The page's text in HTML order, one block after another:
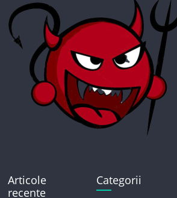
Articole
recente
Categorii